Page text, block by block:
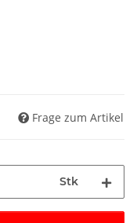
Frage zum Artikel
Stk